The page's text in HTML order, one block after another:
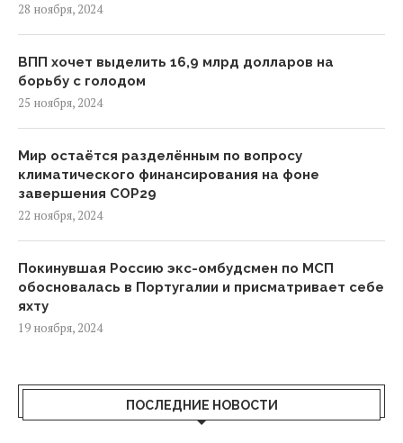
28 ноября, 2024
ВПП хочет выделить 16,9 млрд долларов на
борьбу с голодом
25 ноября, 2024
Мир остаётся разделённым по вопросу
климатического финансирования на фоне
завершения COP29
22 ноября, 2024
Покинувшая Россию экс-омбудсмен по МСП
обосновалась в Португалии и присматривает себе
яхту
19 ноября, 2024
ПОСЛЕДНИЕ НОВОСТИ